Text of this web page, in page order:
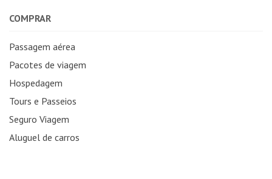
COMPRAR
Passagem aérea
Pacotes de viagem
Hospedagem
Tours e Passeios
Seguro Viagem
Aluguel de carros